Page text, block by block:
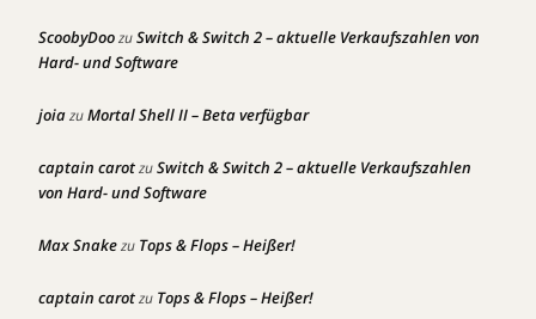
ScoobyDoozuSwitch & Switch 2 – aktuelle Verkaufszahlen von
Hard- und Software
joiazuMortal Shell II – Beta verfügbar
captain carotzuSwitch & Switch 2 – aktuelle Verkaufszahlen
von Hard- und Software
Max Snakezu Tops & Flops – Heißer!
captain carotzu Tops & Flops – Heißer!